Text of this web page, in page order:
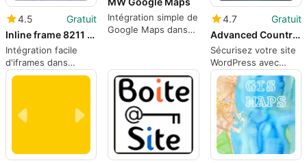
4.5
Gratuit
Inline frame 8211 Iframe
Intégration facile
d'iframes dans
WordPress
Intégration simple de
Google Maps dans
4.7
Gratuit
Advanced Country Blocker
Sécurisez votre site
WordPress avec
Advanced Country
Blocker